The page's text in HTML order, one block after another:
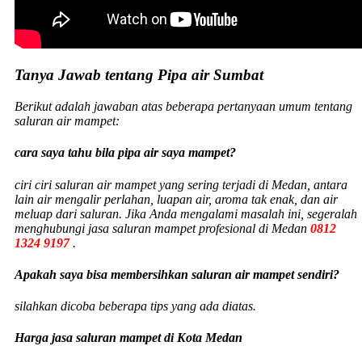
Tanya Jawab tentang Pipa air Sumbat
Berikut adalah jawaban atas beberapa pertanyaan umum tentang
saluran air mampet:
cara saya tahu bila pipa air saya mampet?
ciri ciri saluran air mampet yang sering terjadi di Medan, antara
lain air mengalir perlahan, luapan air, aroma tak enak, dan air
meluap dari saluran. Jika Anda mengalami masalah ini, segeralah
menghubungi jasa saluran mampet profesional di Medan 0812
1324 9197.
Apakah saya bisa membersihkan saluran air mampet sendiri?
silahkan dicoba beberapa tips yang ada diatas.
Harga jasa saluran mampet di Kota Medan